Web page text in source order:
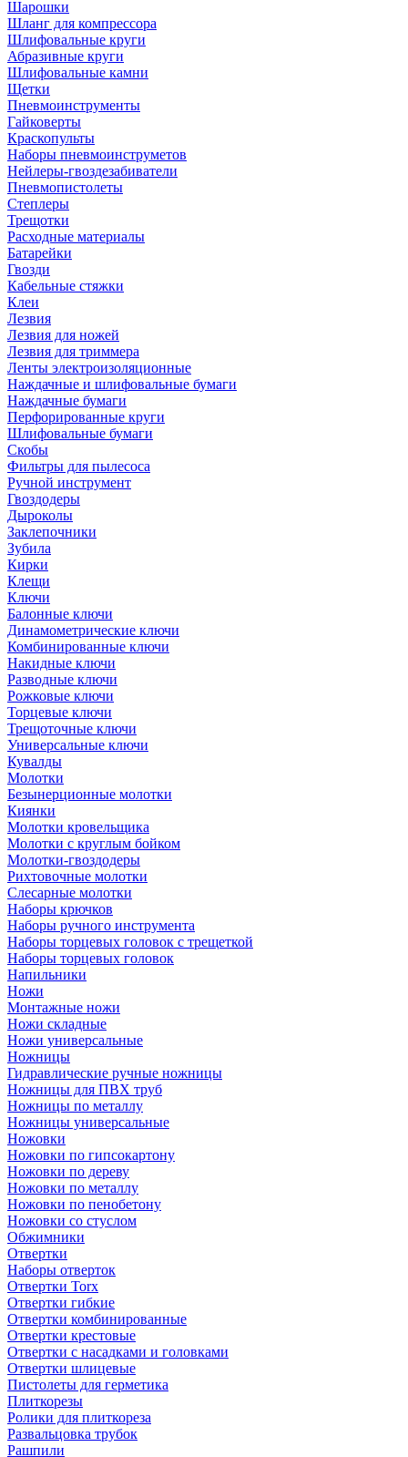
Шарошки
Шланг для компрессора
Шлифовальные круги
Абразивные круги
Шлифовальные камни
Щетки
Пневмоинструменты
Гайковерты
Краскопульты
Наборы пневмоинструметов
Нейлеры-гвоздезабиватели
Пневмопистолеты
Степлеры
Трещотки
Расходные материалы
Батарейки
Гвозди
Кабельные стяжки
Клеи
Лезвия
Лезвия для ножей
Лезвия для триммера
Ленты электроизоляционные
Наждачные и шлифовальные бумаги
Наждачные бумаги
Перфорированные круги
Шлифовальные бумаги
Скобы
Фильтры для пылесоса
Ручной инструмент
Гвоздодеры
Дыроколы
Заклепочники
Зубила
Кирки
Клещи
Ключи
Балонные ключи
Динамометрические ключи
Комбинированные ключи
Накидные ключи
Разводные ключи
Рожковые ключи
Торцевые ключи
Трещоточные ключи
Универсальные ключи
Кувалды
Молотки
Безынерционные молотки
Киянки
Молотки кровельщика
Молотки с круглым бойком
Молотки-гвоздодеры
Рихтовочные молотки
Слесарные молотки
Наборы крючков
Наборы ручного инструмента
Наборы торцевых головок с трещеткой
Наборы торцевых головок
Напильники
Ножи
Монтажные ножи
Ножи складные
Ножи универсальные
Ножницы
Гидравлические ручные ножницы
Ножницы для ПВХ труб
Ножницы по металлу
Ножницы универсальные
Ножовки
Ножовки по гипсокартону
Ножовки по дереву
Ножовки по металлу
Ножовки по пенобетону
Ножовки со стуслом
Обжимники
Отвертки
Наборы отверток
Отвертки Torx
Отвертки гибкие
Отвертки комбинированные
Отвертки крестовые
Отвертки с насадками и головками
Отвертки шлицевые
Пистолеты для герметика
Плиткорезы
Ролики для плиткореза
Развальцовка трубок
Рашпили